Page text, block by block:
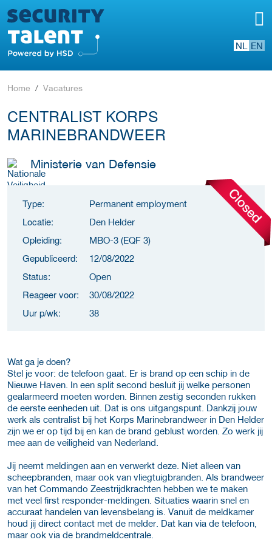
NL EN
Home Vacatures
CENTRALIST KORPS
MARINEBRANDWEER
Ministerie van Defensie
Type: Permanent employment
Locatie: Den Helder
Opleiding: MBO-3 (EQF 3)
Gepubliceerd: 12/08/2022
Status: Open
Reageer voor: 30/08/2022
Uur p/wk: 38
Wat ga je doen?
Stel je voor: de telefoon gaat. Er is brand op een schip in de
Nieuwe Haven. In een split second besluit jij welke personen
gealarmeerd moeten worden. Binnen zestig seconden rukken
de eerste eenheden uit. Dat is ons uitgangspunt. Dankzij jouw
werk als centralist bij het Korps Marinebrandweer in Den Helder
zijn we er op tijd bij en kan de brand geblust worden. Zo werk jij
mee aan de veiligheid van Nederland.
Jij neemt meldingen aan en verwerkt deze. Niet alleen van
scheepbranden, maar ook van vliegtuigbranden. Als brandweer
van het Commando Zeestrijdkrachten hebben we te maken
met veel first responder-meldingen. Situaties waarin snel en
accuraat handelen van levensbelang is. Vanuit de meldkamer
houd jij direct contact met de melder. Dat kan via de telefoon,
maar ook via de brandmeldcentrale.